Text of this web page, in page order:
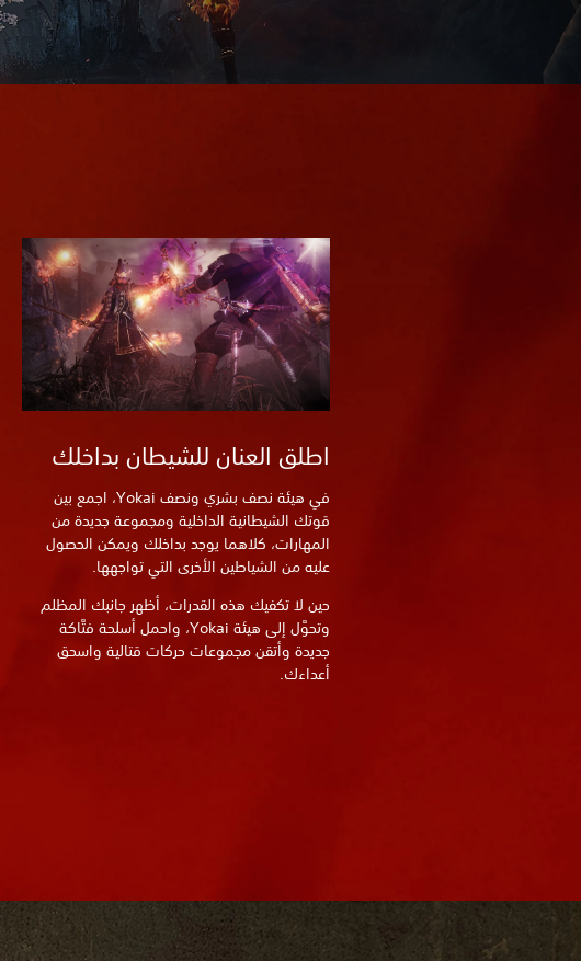
اطلق العنان للشيطان بداخلك
في هيئة نصف بشري ونصف Yokai، اجمع بين
قوتك الشيطانية الداخلية ومجموعة جديدة من
المهارات، كلاهما يوجد بداخلك ويمكن الحصول
عليه من الشياطين الأخرى التي تواجهها.
حين لا تكفيك هذه القدرات، أظهر جانبك المظلم
وتحوَّل إلى هيئة Yokai، واحمل أسلحة فتَّاكة
جديدة وأتقن مجموعات حركات قتالية واسحق
أعداءك.